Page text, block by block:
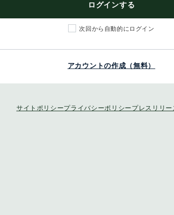
ログインする
次回から自動的にログイン
アカウントの作成（無料）
サイトポリシープライバシーポリシー プレスリリ